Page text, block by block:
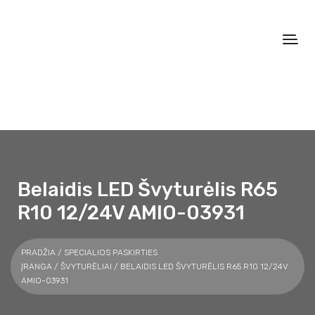
Belaidis LED Švyturėlis R65
R10 12/24V AMIO-03931
PRADŽIA / SPECIALIOS PASKIRTIES
ĮRANGA / ŠVYTURĖLIAI / BELAIDIS LED ŠVYTURĖLIS R65 R10 12/24V
AMIO-03931